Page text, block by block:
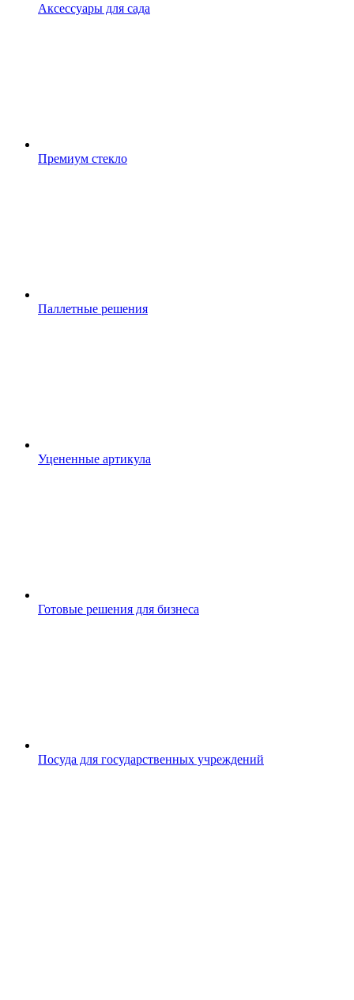
Аксессуары для сада
Премиум стекло
Паллетные решения
Уцененные артикула
Готовые решения для бизнеса
Посуда для государственных учреждений